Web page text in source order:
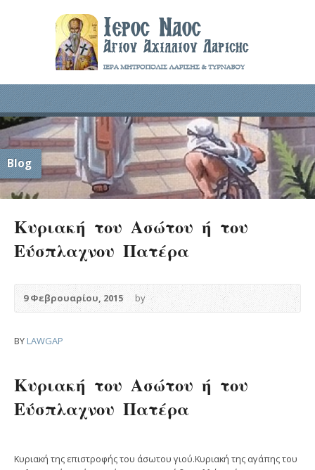
Blog
Κυριακή του Ασώτου ή του
Εύσπλαχνου Πατέρα
9 Φεβρουαρίου, 2015 by
BY LAWGAP
Κυριακή του Ασώτου ή του
Εύσπλαχνου Πατέρα
Κυριακή της επιστροφής του άσωτου γιού.Κυριακή της αγάπης του